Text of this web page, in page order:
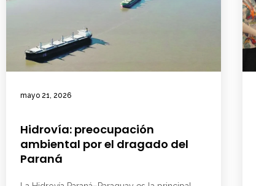
mayo 21, 2026
Hidrovía: preocupación
ambiental por el dragado del
Paraná